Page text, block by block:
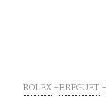
ROLEX BREGUET